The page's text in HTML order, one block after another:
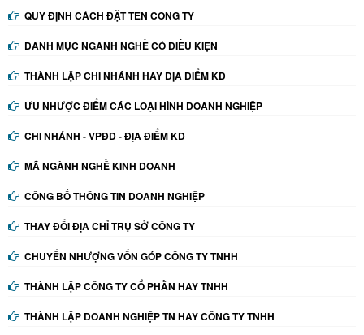
QUY ĐỊNH CÁCH ĐẶT TÊN CÔNG TY
DANH MỤC NGÀNH NGHỀ CÓ ĐIỀU KIỆN
THÀNH LẬP CHI NHÁNH HAY ĐỊA ĐIỂM KD
ƯU NHƯỢC ĐIỂM CÁC LOẠI HÌNH DOANH NGHIỆP
CHI NHÁNH - VPĐD - ĐỊA ĐIỂM KD
MÃ NGÀNH NGHỀ KINH DOANH
CÔNG BỐ THÔNG TIN DOANH NGHIỆP
THAY ĐỔI ĐỊA CHỈ TRỤ SỞ CÔNG TY
CHUYỂN NHƯỢNG VỐN GÓP CÔNG TY TNHH
THÀNH LẬP CÔNG TY CỔ PHẦN HAY TNHH
THÀNH LẬP DOANH NGHIỆP TN HAY CÔNG TY TNHH